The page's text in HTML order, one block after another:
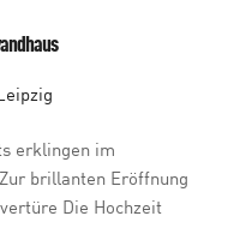
erklingen im
brillanten Eröffnung
Die Hochzeit